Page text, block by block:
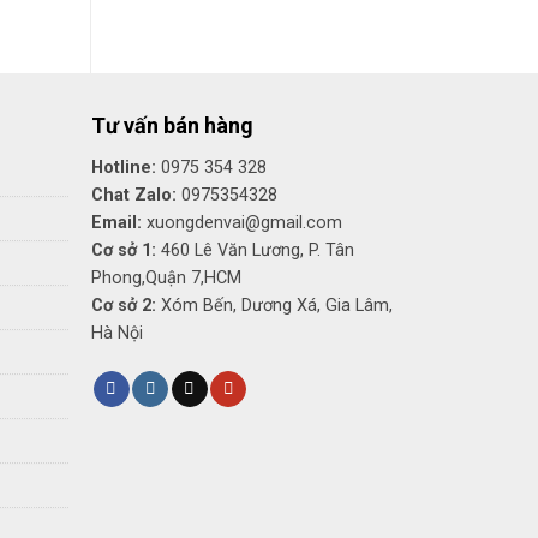
Tư vấn bán hàng
Hotline: 0975 354 328
Chat Zalo: 0975354328
Email: xuongdenvai@gmail.com
Cơ sở 1: 460 Lê Văn Lương, P. Tân
Phong,Quận 7,HCM
Cơ sở 2: Xóm Bến, Dương Xá, Gia Lâm,
Hà Nội